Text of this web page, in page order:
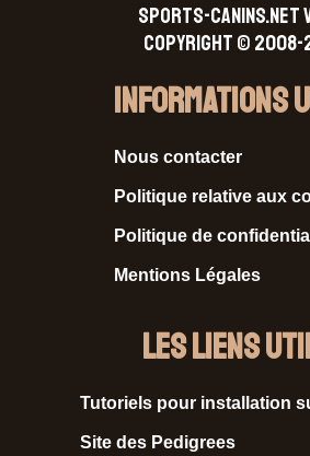
SPORTS-CANINS.NET
Copyright © 2008-
Informations
Nous contacter
Politique relative aux
Politique de
Mentions Légales
Les liens
Tutoriels pour installation
Site des Pedigrees